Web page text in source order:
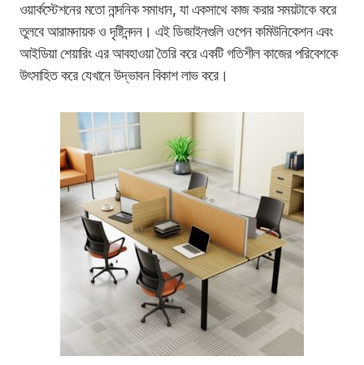
ওয়ার্কস্টেশনের মতো নান্দনিক সমাধান, যা একসাথে কাজ করার সময়টাকে করে
তুলবে আরামদায়ক ও দৃষ্টিনন্দন। এই ডিজাইনগুলি ওপেন কমিউনিকেশন এবং
আইডিয়া শেয়ারিং এর আবহাওয়া তৈরি করে একটি গতিশীল কাজের পরিবেশকে
উৎসাহিত করে যেখানে উদ্ভাবন বিকাশ লাভ করে।